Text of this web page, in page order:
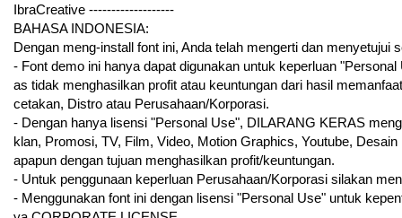
IbraCreative -------------------
BAHASA INDONESIA:
Dengan meng-install font ini, Anda telah mengerti dan
- Font demo ini hanya dapat digunakan untuk keperluan
as tidak menghasilkan profit atau keuntungan dari hasil
cetakan, Distro atau Perusahaan/Korporasi.
- Dengan hanya lisensi "Personal Use", DILARANG KERAS
klan, Promosi, TV, Film, Video, Motion Graphics, Youtube,
apapun dengan tujuan menghasilkan profit/keuntungan.
- Untuk penggunaan keperluan Perusahaan/Korporasi silakan
- Menggunakan font ini dengan lisensi "Personal Use" untuk